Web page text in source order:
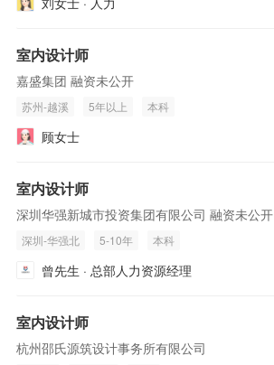
室内设计师
嘉盛集团 融资未公开
苏州-越溪 5年以上 本科
顾女士
室内设计师
深圳华强新城市投资集团有限公司 融资未公开
深圳-华强北 5-10年 本科
曾先生 · 总部人力资源经理
室内设计师
杭州邵氏源筑设计事务所有限公司